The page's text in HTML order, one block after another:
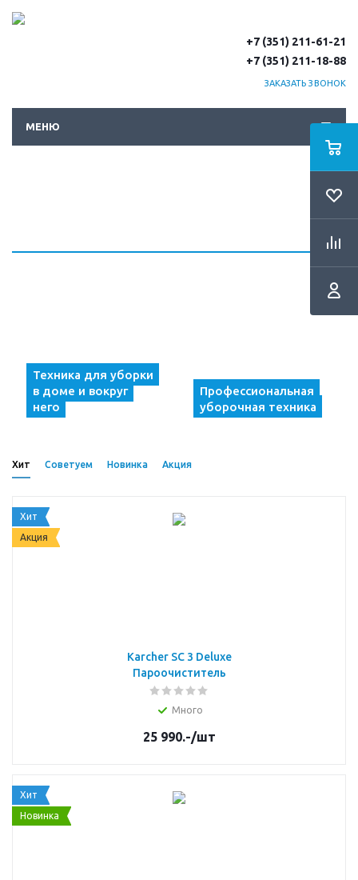
+7 (351) 211-61-21
+7 (351) 211-18-88
ЗАКАЗАТЬ ЗВОНОК
МЕНЮ
Техника для уборки
в доме и вокруг
него
Профессиональная
уборочная техника
Хит Советуем Новинка Акция
Хит
Акция
Karcher SC 3 Deluxe
Пароочиститель
Много
25 990.-/шт
Хит
Новинка